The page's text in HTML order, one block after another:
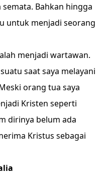
Bahkan hingga
untuk menjadi seorang
menjadi wartawan.
saat saya melayani
orang tua saya
Kristen seperti
dirinya belum ada
Kristus sebagai